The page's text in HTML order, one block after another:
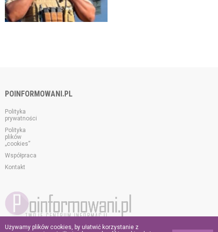
POINFORMOWANI.PL
Polityka
prywatności
Polityka
plików
„cookies”
Współpraca
Kontakt
© 2026 poinformowani.pl.
Używamy plików cookies, by ułatwić korzystanie z